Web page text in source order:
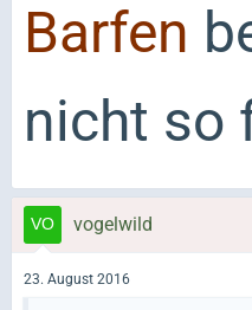
Barfen
nicht so
vogelwild
23. August 2016